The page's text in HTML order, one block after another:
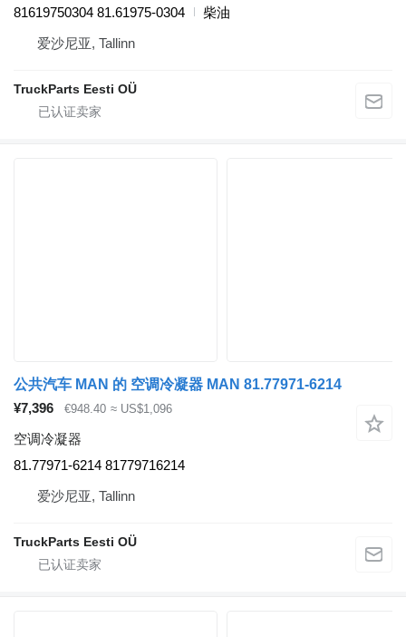
81619750304 81.61975-0304
柴油
爱沙尼亚, Tallinn
TruckParts Eesti OÜ
公共汽车 MAN 的 空调冷凝器 MAN 81.77971-6214
¥7,396
€948.40 ≈ US$1,096
空调冷凝器
81.77971-6214 81779716214
爱沙尼亚, Tallinn
TruckParts Eesti OÜ